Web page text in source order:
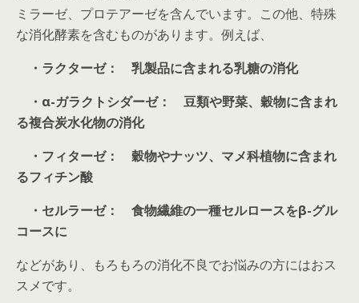
ミラーゼ、プロテアーゼを含んでいます。この他、特殊
な消化酵素を含むものがあります。例えば、
・ラクターゼ： 乳製品に含まれる乳糖の消化
・α-ガラクトシダーゼ： 豆類や野菜、穀物に含まれ
る複合炭水化物の消化
・フィターゼ： 穀物やナッツ、マメ科植物に含まれ
るフィチン酸
・セルラーゼ： 食物繊維の一種セルロースをβ-グル
コースに
などがあり、もろもろの消化不良でお悩みの方にはおス
スメです。